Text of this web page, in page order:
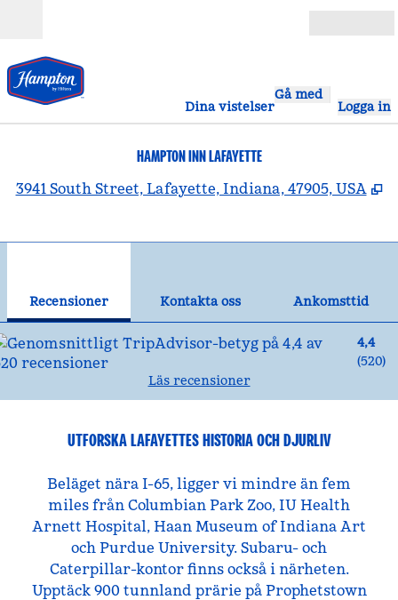
Dina vistelser
Gå med
Logga in
HAMPTON INN LAFAYETTE
3941 South Street, Lafayette, Indiana, 47905, USA ,
Recensioner Kontakta oss
Ankomsttid
4,4
(520)
Läs recensioner
UTFORSKA LAFAYETTES HISTORIA OCH DJURLIV
Beläget nära I-65, ligger vi mindre än fem
miles från Columbian Park Zoo, IU Health
Arnett Hospital, Haan Museum of Indiana Art
och Purdue University. Subaru- och
Caterpillar-kontor finns också i närheten.
Upptäck 900 tunnland prärie på Prophetstown